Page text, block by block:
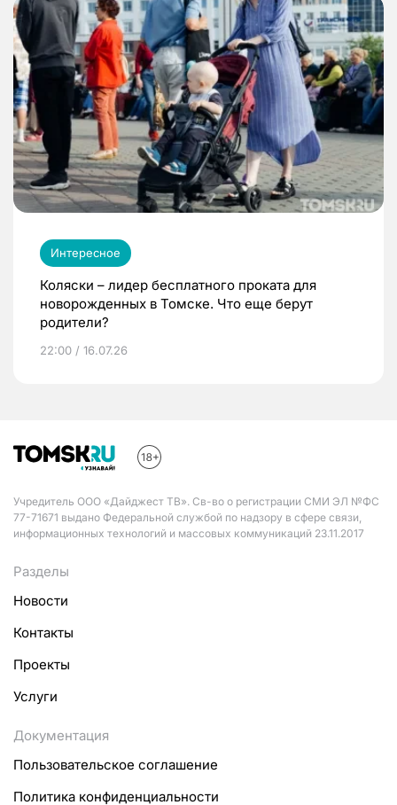
Интересное
Коляски – лидер бесплатного проката для
новорожденных в Томске. Что еще берут
родители?
22:00 / 16.07.26
Учредитель ООО «Дайджест ТВ». Св-во о регистрации СМИ ЭЛ №ФС
77-71671 выдано Федеральной службой по надзору в сфере связи,
информационных технологий и массовых коммуникаций 23.11.2017
Разделы
Новости
Контакты
Проекты
Услуги
Документация
Пользовательское соглашение
Политика конфиденциальности